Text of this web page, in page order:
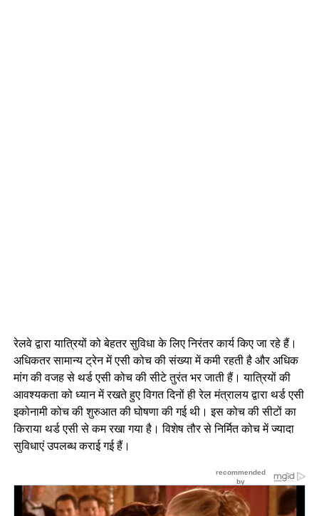
रेलवे द्वारा यात्रियों को बेहतर सुविधा के लिए निरंतर कार्य किए जा रहे हैं।
अधिकतर सामान्य ट्रेन में एसी कोच की संख्या में कमी रहती है और अधिक
मांग की वजह से थर्ड एसी कोच की सीटे तुरंत भर जाती हैं। यात्रियों की
आवश्यकता को ध्यान में रखते हुए विगत दिनों ही रेल मंत्रालय द्वारा थर्ड एसी
इकोनामी कोच की शुरुआत की घोषणा की गई थी। इस कोच की सीटों का
किराया थर्ड एसी से कम रखा गया है। विशेष तौर से निर्मित कोच में ज्यादा
सुविधाएं उपलब्ध कराई गई हैं।